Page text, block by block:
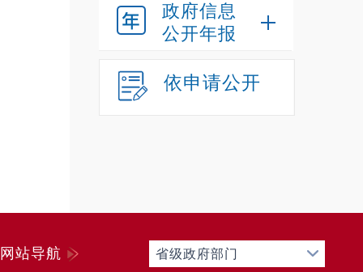
政府信息
公开年报
依申请公开
网站导航 省级政府部门